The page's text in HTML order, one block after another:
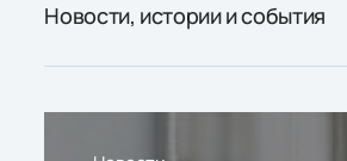
Новости, истории и события